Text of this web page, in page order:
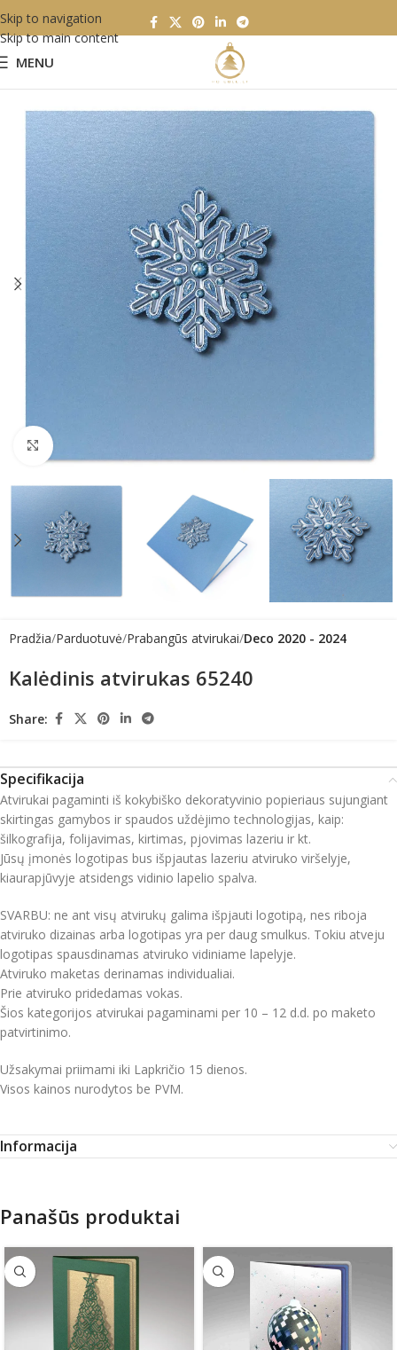
Skip to navigation
Skip to main content
MENU
Click to enlarge
Pradžia Parduotuvė Prabangūs atvirukai Deco 2020 - 2024
Kalėdinis atvirukas 65240
Share:
Specifikacija
Atvirukai pagaminti iš kokybiško dekoratyvinio popieriaus sujungiant
skirtingas gamybos ir spaudos uždėjimo technologijas, kaip:
šilkografija, folijavimas, kirtimas, pjovimas lazeriu ir kt.
Jūsų įmonės logotipas bus išpjautas lazeriu atviruko viršelyje,
kiaurapjūvyje atsidengs vidinio lapelio spalva.
SVARBU: ne ant visų atvirukų galima išpjauti logotipą, nes riboja
atviruko dizainas arba logotipas yra per daug smulkus. Tokiu atveju
logotipas spausdinamas atviruko vidiniame lapelyje.
Atviruko maketas derinamas individualiai.
Prie atviruko pridedamas vokas.
Šios kategorijos atvirukai pagaminami per 10 – 12 d.d. po maketo
patvirtinimo.
Užsakymai priimami iki Lapkričio 15 dienos.
Visos kainos nurodytos be PVM.
Informacija
Panašūs produktai